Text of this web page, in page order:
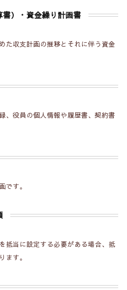
）・資金繰り計画書
た収支計画の推移とそれに伴う資金
、役員の個人情報や履歴書、契約書
です。
抵当に設定する必要がある場合、抵
ます。